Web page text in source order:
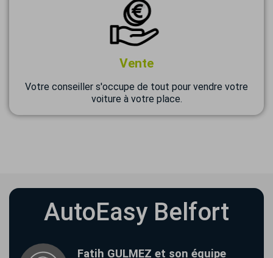
Vente
Votre conseiller s'occupe de tout pour vendre votre
voiture à votre place.
AutoEasy Belfort
Fatih GULMEZ et son équipe